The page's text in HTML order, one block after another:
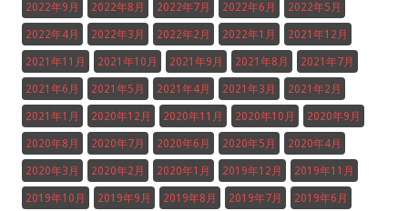
2022年9月 2022年8月 2022年7月 2022年6月 2022年5月
2022年4月 2022年3月 2022年2月 2022年1月 2021年12月
2021年11月 2021年10月 2021年9月 2021年8月 2021年7月
2021年6月 2021年5月 2021年4月 2021年3月 2021年2月
2021年1月 2020年12月 2020年11月 2020年10月 2020年9月
2020年8月 2020年7月 2020年6月 2020年5月 2020年4月
2020年3月 2020年2月 2020年1月 2019年12月 2019年11月
2019年10月 2019年9月 2019年8月 2019年7月 2019年6月